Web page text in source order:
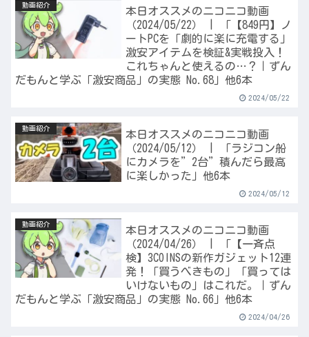
動画紹介
本日オススメのニコニコ動画
（2024/05/22） | 「【849円】ノ
ートPCを「劇的に楽に充電する」
激安アイテムを検証&実戦投入！
これちゃんと使えるの…？｜ずん
だもんと学ぶ「激安商品」の実態 No.68」他6本
2024/05/22
動画紹介
本日オススメのニコニコ動画
（2024/05/12） | 「ラジコン船
にカメラを”2台”積んだら最高
に楽しかった」他6本
2024/05/12
動画紹介
本日オススメのニコニコ動画
（2024/04/26） | 「【一斉点
検】3COINSの新作ガジェット12連
発！「買うべきもの」「買っては
いけないもの」はこれだ。｜ずん
だもんと学ぶ「激安商品」の実態 No.66」他6本
2024/04/26